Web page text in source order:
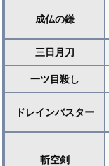
成仏の鎌
三日月刀
一ツ目殺し
ドレインバスター
斬空剣